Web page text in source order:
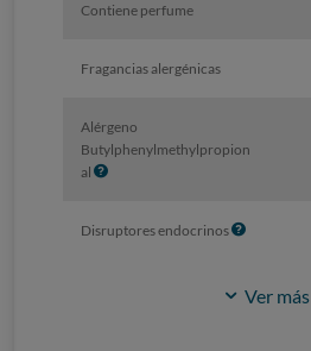
Contiene perfume
Fragancias alergénicas
Alérgeno
Butylphenylmethylpropion
al I
o
Disruptores endocrinosI
o Ver más